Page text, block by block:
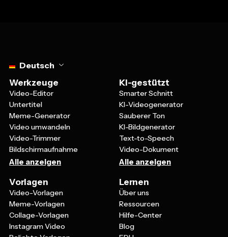
Deutsch
Werkzeuge
Video-Editor
Untertitel
Meme-Generator
Video umwandeln
Video-Trimmer
Bildschirmaufnahme
Alle anzeigen
KI-gestützt
Smarter Schnitt
KI-Videogenerator
Sauberer Ton
KI-Bildgenerator
Text-to-Speech
Video-Dokument
Alle anzeigen
Vorlagen
Video-Vorlagen
Meme-Vorlagen
Collage-Vorlagen
Instagram Video
Lernen
Über uns
Ressourcen
Hilfe-Center
Blog